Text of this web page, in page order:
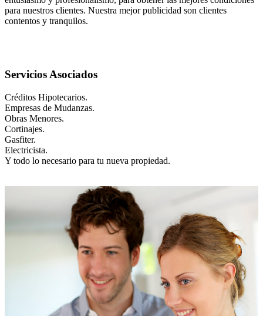
para nuestros clientes. Nuestra mejor publicidad son clientes
contentos y tranquilos.
Servicios Asociados
Créditos Hipotecarios.
Empresas de Mudanzas.
Obras Menores.
Cortinajes.
Gasfiter.
Electricista.
Y todo lo necesario para tu nueva propiedad.